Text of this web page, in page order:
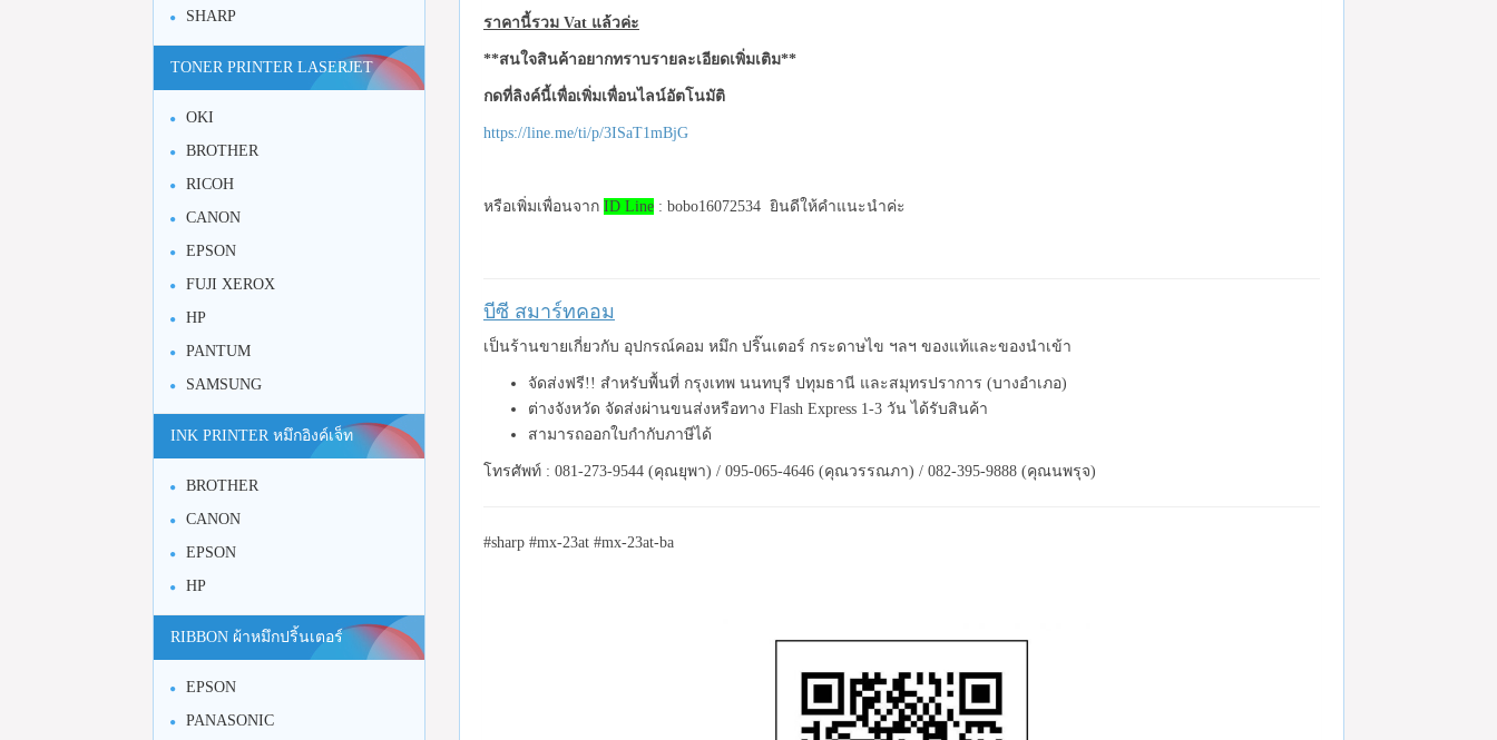
ราคานี้รวม Vat แล้วค่ะ
**สนใจสินค้าอยากทราบรายละเอียดเพิ่มเติม**
กดที่ลิงค์นี้เพื่อเพิ่มเพื่อนไลน์อัตโนมัติ
https://line.me/ti/p/3ISaT1mBjG
หรือเพิ่มเพื่อนจาก ID Line : bobo16072534 ยินดีให้คำแนะนำค่ะ
บีซี สมาร์ทคอม
เป็นร้านขายเกี่ยวกับ อุปกรณ์คอม หมึก ปริ๊นเตอร์ กระดาษไข ฯลฯ ของแท้และของนำเข้า
จัดส่งฟรี!! สำหรับพื้นที่ กรุงเทพ นนทบุรี ปทุมธานี และสมุทรปราการ (บางอำเภอ)
ต่างจังหวัด จัดส่งผ่านขนส่งหรือทาง Flash Express 1-3 วัน ได้รับสินค้า
สามารถออกใบกำกับภาษีได้
โทรศัพท์ : 081-273-9544 (คุณยุพา) / 095-065-4646 (คุณวรรณภา) / 082-395-9888 (คุณนพรุจ)
#sharp #mx-23at #mx-23at-ba
SHARP
TONER PRINTER LASERJET
OKI
BROTHER
RICOH
CANON
EPSON
FUJI XEROX
HP
PANTUM
SAMSUNG
INK PRINTER หมึกอิงค์เจ็ท
BROTHER
CANON
EPSON
HP
RIBBON ผ้าหมึกปริ้นเตอร์
EPSON
PANASONIC